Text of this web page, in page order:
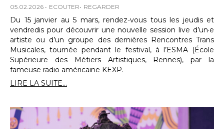
05.02.2026 ECOUTER REGARDER
Du 15 janvier au 5 mars, rendez-vous tous les jeudis et
vendredis pour découvrir une nouvelle session live d’un·e
artiste ou d’un groupe des dernières Rencontres Trans
Musicales, tournée pendant le festival, à l’ESMA (École
Supérieure des Métiers Artistiques, Rennes), par la
fameuse radio américaine KEXP.
LIRE LA SUITE...